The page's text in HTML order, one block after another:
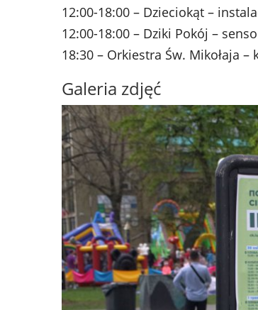
12:00-18:00 – Dzieciokąt –
12:00-18:00 – Dziki Pokój –
18:30 – Orkiestra Św. Mikołaja
Galeria zdjęć